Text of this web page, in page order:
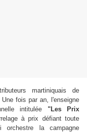
martiniquais de
fois par an, l'enseigne
intitulée "Les Prix
à prix défiant toute
la campagne